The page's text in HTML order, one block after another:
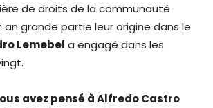
de droits de la communauté
an grande partie leur origine dans le
Lemebel a engagé dans les
avez pensé à Alfredo Castro